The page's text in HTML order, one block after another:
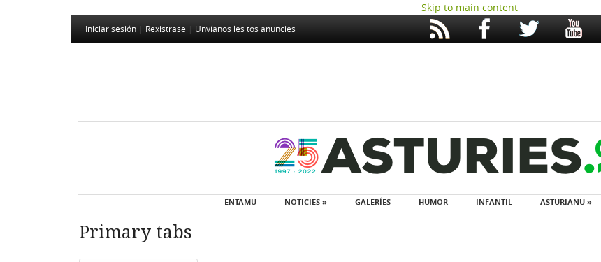
Skip to main content
Iniciar sesión Rexistrase Unvíanos les tos anuncies
ENTAMU NOTICIES » GALERÍES HUMOR INFANTIL ASTURIANU »
Primary tabs